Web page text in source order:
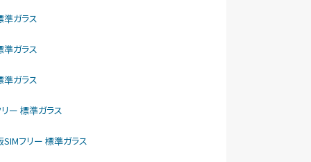
ガラス
ガラス
ガラス
ー 標準ガラス
フリー 標準ガラス